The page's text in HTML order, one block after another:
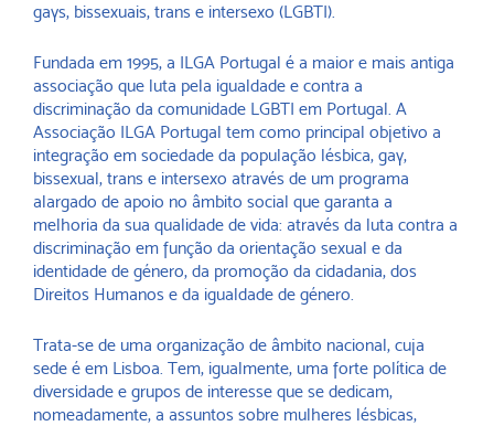
gays, bissexuais, trans e intersexo (LGBTI).
Fundada em 1995, a ILGA Portugal é a maior e mais antiga
associação que luta pela igualdade e contra a
discriminação da comunidade LGBTI em Portugal. A
Associação ILGA Portugal tem como principal objetivo a
integração em sociedade da população lésbica, gay,
bissexual, trans e intersexo através de um programa
alargado de apoio no âmbito social que garanta a
melhoria da sua qualidade de vida: através da luta contra a
discriminação em função da orientação sexual e da
identidade de género, da promoção da cidadania, dos
Direitos Humanos e da igualdade de género.
Trata-se de uma organização de âmbito nacional, cuja
sede é em Lisboa. Tem, igualmente, uma forte política de
diversidade e grupos de interesse que se dedicam,
nomeadamente, a assuntos sobre mulheres lésbicas,